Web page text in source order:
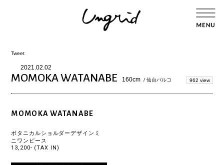
Tweet
2021.02.02
MOMOKA WATANABE 160cm / 仙台パルコ 962 view
MOMOKA WATANABE
ボタニカルショルダーデザインミ
ニワンピース
13,200- (TAX IN)